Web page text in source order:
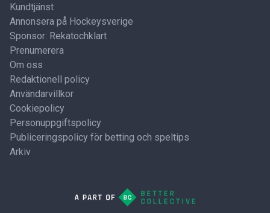
Kundtjänst
Annonsera på Hockeysverige
Sponsor: Rekatochklart
Prenumerera
Om oss
Redaktionell policy
Användarvillkor
Cookiepolicy
Personuppgiftspolicy
Publiceringspolicy för betting och speltips
Arkiv